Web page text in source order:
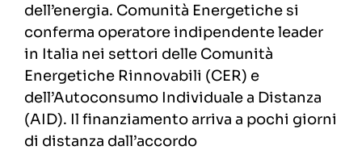
dell’energia. Comunità Energetiche si
conferma operatore indipendente leader
in Italia nei settori delle Comunità
Energetiche Rinnovabili (CER) e
dell’Autoconsumo Individuale a Distanza
(AID). Il finanziamento arriva a pochi giorni
di distanza dall’accordo